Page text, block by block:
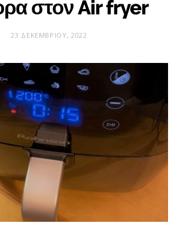
στον Air fryer
23 ΔΕΚΕΜΒΡΊΟΥ, 2022